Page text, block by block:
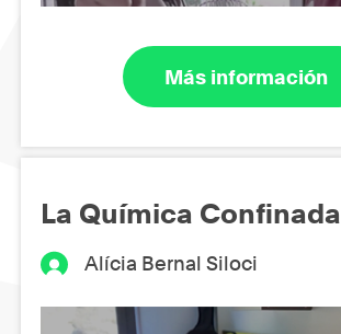
Más información
La Química Confinada
Alícia Bernal Siloci